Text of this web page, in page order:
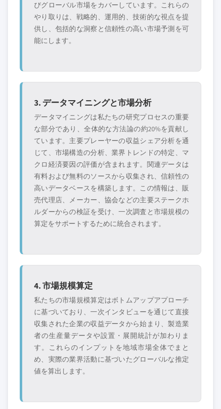
びグローバル市場をカバーしています。これらの
やり取りは、戦略的、運用的、技術的な視点を提
供し、包括的な洞察と信頼性の高い市場予測を可
能にします。
3. データマイニングと市場分析
データマイニングは私たちの研究プロセスの重要
な部分であり、全体的な方法論の約20%を貢献し
ています。主要プレーヤーの収益シェア分析を通
じて、市場構造の分析、業界トレンドの特定、マ
クロ経済要因の評価が含まれます。関連データは
有料および無料のソースから収集され、信頼性の
高いデータベースを構築します。この情報は、販
売代理店、メーカー、協会などの主要ステークホ
ルダーからの検証を受け、一次調査と市場規模の
算定をサポートするために統合されます。
4. 市場規模算定
私たちの市場規模算定はボトムアップアプローチ
に基づいており、一次インタビューを通じて直接
収集された企業の収益データから始まり、製造業
者の生産量データや設置・展開統計が加わりま
す。これらのインプットを地域市場全体でまと
め、実際の業界活動に基づいたグローバルな推定
値を算出します。